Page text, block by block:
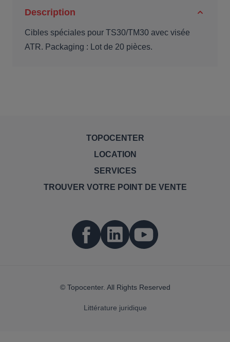
Description
Cibles spéciales pour TS30/TM30 avec visée
ATR. Packaging : Lot de 20 pièces.
TOPOCENTER
LOCATION
SERVICES
TROUVER VOTRE POINT DE VENTE
© Topocenter. All Rights Reserved
Littérature juridique